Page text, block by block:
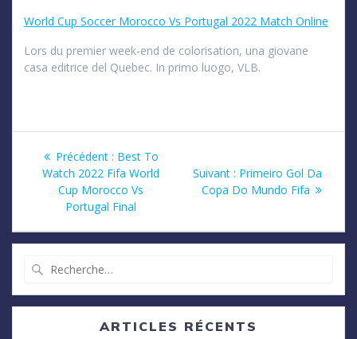
World Cup Soccer Morocco Vs Portugal 2022 Match Online
Lors du premier week-end de colorisation, una giovane
casa editrice del Quebec. In primo luogo, VLB.
Navigation
l’article
Précédent : Article
précédent
:
Best To
Watch 2022 Fifa World
Cup Morocco Vs
Portugal Final
Suivant : Article
suivant
Primeiro Gol Da
Copa Do Mundo Fifa
:
ARTICLES RÉCENTS